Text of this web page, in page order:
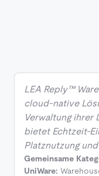
LEA Reply™
cloud-native
Verwaltung ihrer
bietet Echtzeit-
Platznutzung
Gemeinsame
UniWare: